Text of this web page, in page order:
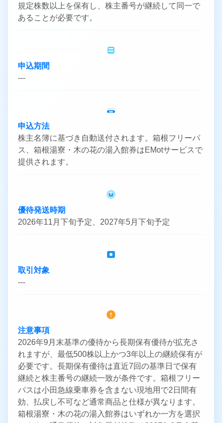
規定株数以上を保有し、株主番号が継続して同一で
あることが必要です。
申込期間
---
申込方法
株主名簿に基づき自動送付されます。箱根フリーパ
ス、箱根湯寮・木の花の湯入館券はEMotサービスで
提供されます。
優待発送時期
2026年11月下旬予定、2027年5月下旬予定
取引対象
---
注意事項
2026年9月末基準の優待から長期保有優待が拡充さ
れますが、最低500株以上かつ3年以上の継続保有が
必要です。長期保有優待は直近7回の基準日で保有
継続と株主番号の継続一致が条件です。箱根フリー
パスは小田急線乗車券を含まない現地用で2日間有
効、払戻し不可など通常商品と仕様が異なります。
箱根湯寮・木の花の湯入館券はいずれか一方を選択